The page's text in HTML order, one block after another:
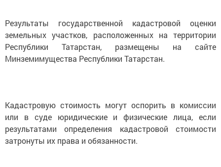
Результаты государственной кадастровой оценки
земельных участков, расположенных на территории
Республики Татарстан, размещены на сайте
Минземимущества Республики Татарстан.
Кадастровую стоимость могут оспорить в комиссии
или в суде юридические и физические лица, если
результатами определения кадастровой стоимости
затронуты их права и обязанности.